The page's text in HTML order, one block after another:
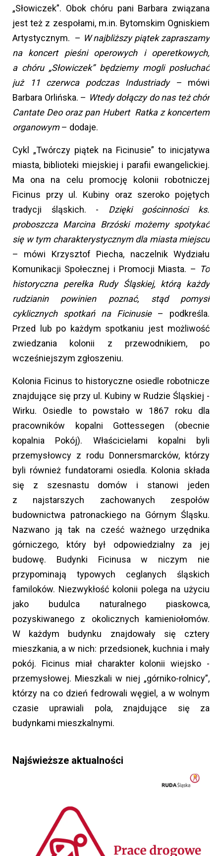
„Słowiczek”. Obok chóru pani Barbara związana
jest też z zespołami, m.in. Bytomskim Ogniskiem
Artystycznym. – W najbliższy piątek zapraszamy
na koncert pieśni operowych i operetkowych,
a chóru „Słowiczek” będziemy mogli posłuchać
już 11 czerwca podczas Industriady – mówi
Barbara Orlińska. – Wtedy dołączy do nas też chór
Cantate Deo oraz pan Hubert Ratka z koncertem
organowym– dodaje.
Cykl „Twórczy piątek na Ficinusie” to inicjatywa
miasta, biblioteki miejskiej i parafii ewangelickiej.
Ma ona na celu promocję kolonii robotniczej
Ficinus przy ul. Kubiny oraz szeroko pojętych
tradycji śląskich. - Dzięki gościnności ks.
proboszcza Marcina Brzóski możemy spotykać
się w tym charakterystycznym dla miasta miejscu
– mówi Krzysztof Piecha, naczelnik Wydziału
Komunikacji Społecznej i Promocji Miasta. – To
historyczna perełka Rudy Śląskiej, którą każdy
rudzianin powinien poznać, stąd pomysł
cyklicznych spotkań na Ficinusie– podkreśla.
Przed lub po każdym spotkaniu jest możliwość
zwiedzania kolonii z przewodnikiem, po
wcześniejszym zgłoszeniu.
Kolonia Ficinus to historyczne osiedle robotnicze
znajdujące się przy ul. Kubiny w Rudzie Śląskiej -
Wirku. Osiedle to powstało w 1867 roku dla
pracowników kopalni Gottessegen (obecnie
kopalnia Pokój). Właścicielami kopalni byli
przemysłowcy z rodu Donnersmarcków, którzy
byli również fundatorami osiedla. Kolonia składa
się z szesnastu domów i stanowi jeden
z najstarszych zachowanych zespołów
budownictwa patronackiego na Górnym Śląsku.
Nazwano ją tak na cześć ważnego urzędnika
górniczego, który był odpowiedzialny za jej
budowę. Budynki Ficinusa w niczym nie
przypominają typowych ceglanych śląskich
familoków. Niezwykłość kolonii polega na użyciu
jako budulca naturalnego piaskowca,
pozyskiwanego z okolicznych kamieniołomów.
W każdym budynku znajdowały się cztery
mieszkania, a w nich: przedsionek, kuchnia i mały
pokój. Ficinus miał charakter kolonii wiejsko -
przemysłowej. Mieszkali w niej „górniko-rolnicy”,
którzy na co dzień fedrowali węgiel, a w wolnym
czasie uprawiali pola, znajdujące się za
budynkami mieszkalnymi.
Najświeższe aktualności